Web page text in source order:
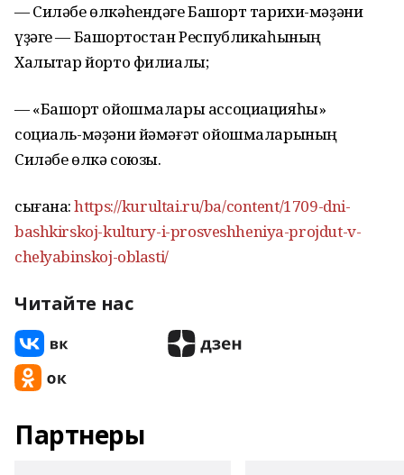
— Силәбе өлкәһендәге Башҡорт тарихи-мәҙәни
үҙәге — Башҡортостан Республикаһының
Халыҡтар йорто филиалы;
— «Башҡорт ойошмалары ассоциацияһы»
социаль-мәҙәни йәмәғәт ойошмаларының
Силәбе өлкә союзы.
сығанаҡ:https://kurultai.ru/ba/content/1709-dni-
bashkirskoj-kultury-i-prosveshheniya-projdut-v-
chelyabinskoj-oblasti/
Читайте нас
Партнеры